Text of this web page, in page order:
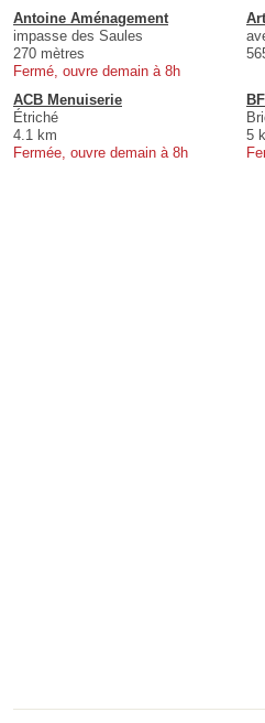
Antoine Aménagement
impasse des Saules
270 mètres
Fermé, ouvre demain à 8h
ACB Menuiserie
Étriché
4.1 km
Fermée, ouvre demain à 8h
5